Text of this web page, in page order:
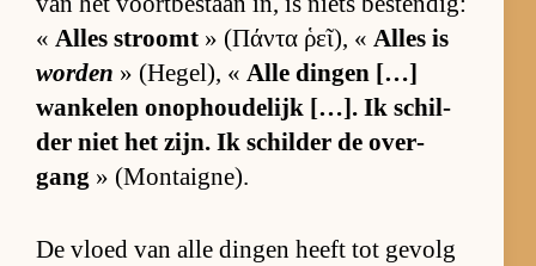
« Al­les stroomt » (Πάντα ῥεῖ), « Al­les is
worden » (He­gel), « Alle din­gen […]
wan­ke­len on­op­hou­de­lijk […]. Ik schil­
der niet het zijn. Ik schil­der de over­
gang » (Mon­taig­ne).
De vloed van alle din­gen heeft tot ge­volg